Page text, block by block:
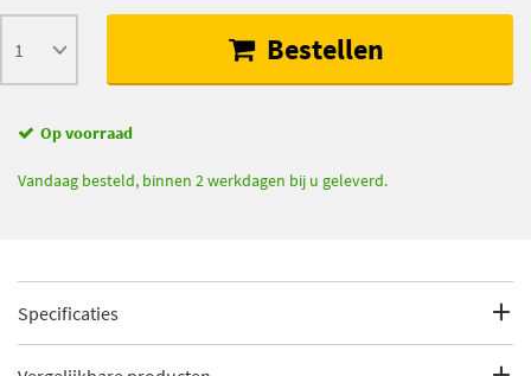
Bestellen
Op voorraad
Vandaag besteld, binnen 2 werkdagen bij u geleverd.
Specificaties